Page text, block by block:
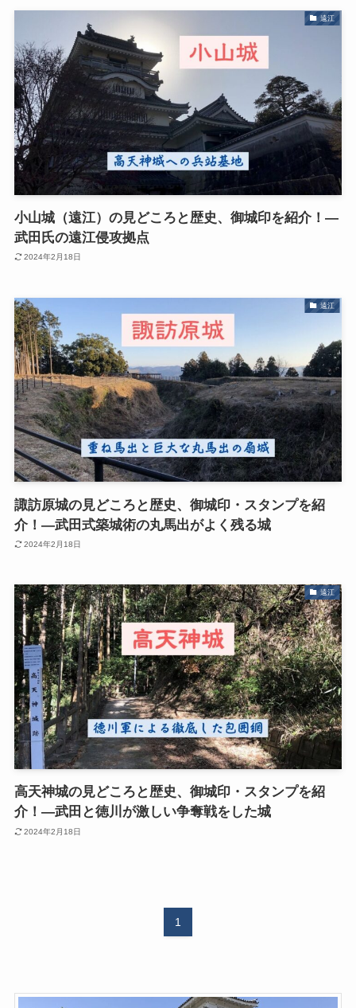
遠江
小山城（遠江）の見どころと歴史、御城印を紹介！―
武田氏の遠江侵攻拠点
2024年2月18日
遠江
諏訪原城の見どころと歴史、御城印・スタンプを紹
介！―武田式築城術の丸馬出がよく残る城
2024年2月18日
遠江
高天神城の見どころと歴史、御城印・スタンプを紹
介！―武田と徳川が激しい争奪戦をした城
2024年2月18日
1